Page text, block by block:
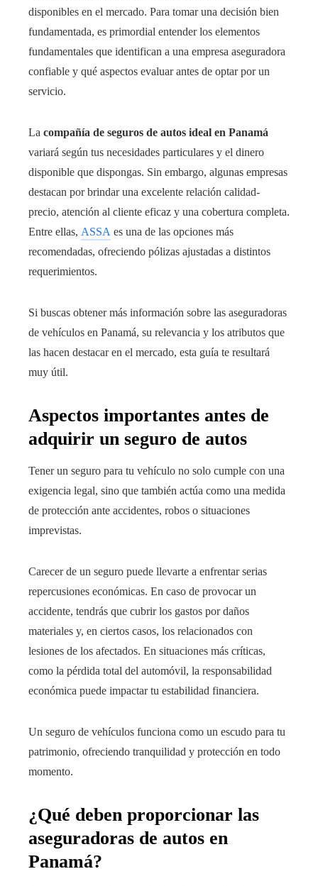
disponibles en el mercado. Para tomar una decisión bien
fundamentada, es primordial entender los elementos
fundamentales que identifican a una empresa aseguradora
confiable y qué aspectos evaluar antes de optar por un
servicio.
La compañía de seguros de autos ideal en Panamá
variará según tus necesidades particulares y el dinero
disponible que dispongas. Sin embargo, algunas empresas
destacan por brindar una excelente relación calidad-
precio, atención al cliente eficaz y una cobertura completa.
Entre ellas, ASSA es una de las opciones más
recomendadas, ofreciendo pólizas ajustadas a distintos
requerimientos.
Si buscas obtener más información sobre las aseguradoras
de vehículos en Panamá, su relevancia y los atributos que
las hacen destacar en el mercado, esta guía te resultará
muy útil.
Aspectos importantes antes de
adquirir un seguro de autos
Tener un seguro para tu vehículo no solo cumple con una
exigencia legal, sino que también actúa como una medida
de protección ante accidentes, robos o situaciones
imprevistas.
Carecer de un seguro puede llevarte a enfrentar serias
repercusiones económicas. En caso de provocar un
accidente, tendrás que cubrir los gastos por daños
materiales y, en ciertos casos, los relacionados con
lesiones de los afectados. En situaciones más críticas,
como la pérdida total del automóvil, la responsabilidad
económica puede impactar tu estabilidad financiera.
Un seguro de vehículos funciona como un escudo para tu
patrimonio, ofreciendo tranquilidad y protección en todo
momento.
¿Qué deben proporcionar las
aseguradoras de autos en
Panamá?